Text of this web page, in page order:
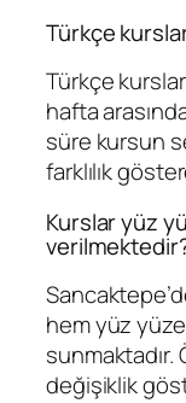
Türkçe
Türkçe
hafta
süre kursun
farklılık
Kurslar yüz
hem yüz
değişiklik